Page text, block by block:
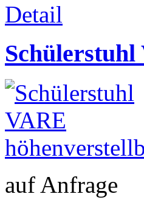
Detail
auf Anfrage